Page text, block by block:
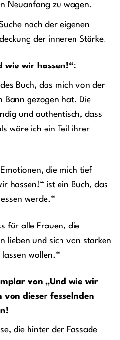
Neuanfang zu wagen.
nach der eigenen
der inneren Stärke.
wie wir hassen!“:
Buch, das mich von der
Bann gezogen hat. Die
und authentisch, dass
wäre ich ein Teil ihrer
die mich tief
hassen!“ ist ein Buch, das
werde.“
für alle Frauen, die
lieben und sich von starken
wollen.“
von „Und wie wir
von dieser fesselnden
die hinter der Fassade